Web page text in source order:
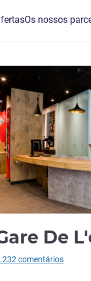
Os nossos
De
ALL)
comentários